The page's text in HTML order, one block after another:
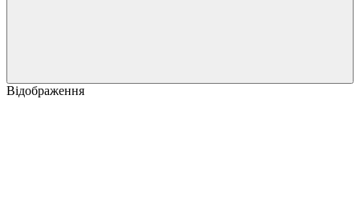
Відображення